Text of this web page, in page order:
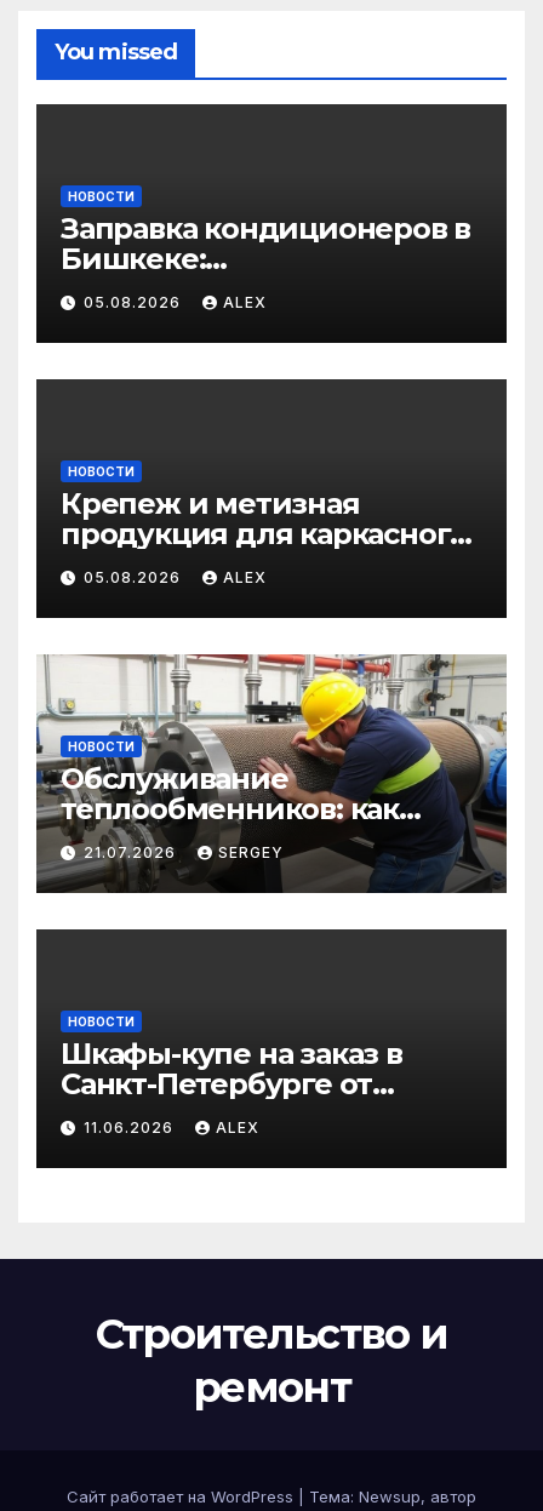
You missed
НОВОСТИ
Заправка кондиционеров в
Бишкеке:
профессиональные услуги
для дома и авто
05.08.2026 ALEX
НОВОСТИ
Крепеж и метизная
продукция для каркасного
и загородного
строительства: от
саморезов до анкеров
05.08.2026 ALEX
НОВОСТИ
Обслуживание
теплообменников: как
сохранить эффективность
и избежать простоев
21.07.2026 SERGEY
НОВОСТИ
Шкафы-купе на заказ в
Санкт-Петербурге от
производителя по
доступным ценам
11.06.2026 ALEX
Строительство и
ремонт
Сайт работает на WordPress Тема: Newsup, автор